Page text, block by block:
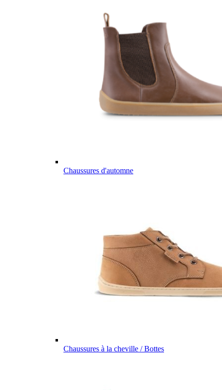
Chaussures d'automne
Chaussures à la cheville / Bottes